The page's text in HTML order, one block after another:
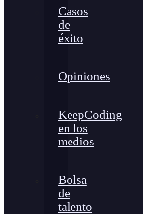
Casos
de
éxito
Opiniones
KeepCoding
en los
medios
Bolsa
de
talento